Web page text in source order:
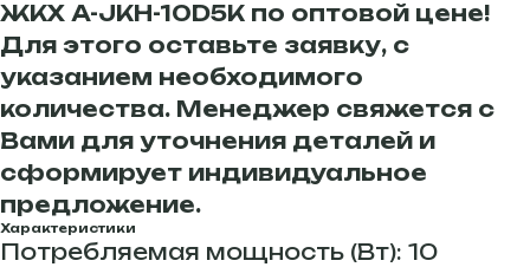
ЖКХ A-JKH-10D5K по оптовой цене!
Для этого оставьте заявку, с
указанием необходимого
количества. Менеджер свяжется с
Вами для уточнения деталей и
сформирует индивидуальное
предложение.
Характеристики
Потребляемая мощность (Вт): 10